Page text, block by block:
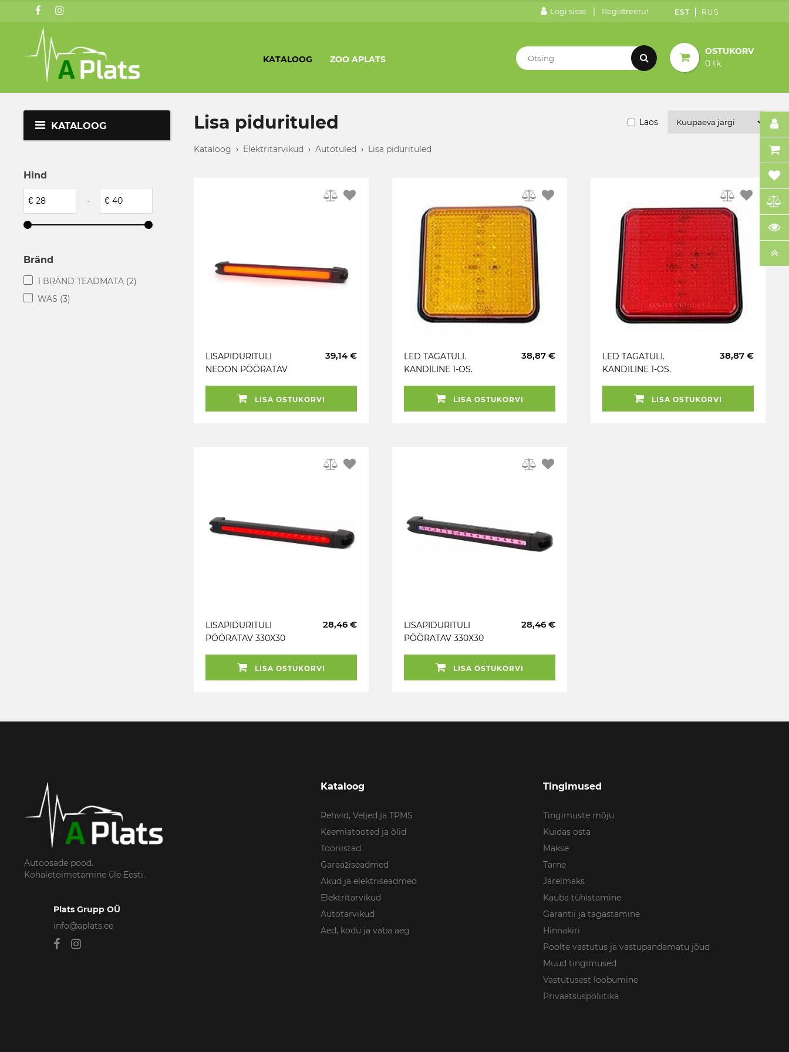
Logi sisse | Registreeru! EST RUS
KATALOOG ZOO APLATS
OSTUKORV
0 tk.
KATALOOG
Hind
€ - €
Bränd
1 BRÄND TEADMATA (2)
WAS (3)
Lisa pidurituled
Kataloog › Elektritarvikud › Autotuled › Lisa pidurituled
Laos
LISAPIDURITULI
NEOON PÖÖRATAV
39,14 €
LISA OSTUKORVI
LED TAGATULI.
KANDILINE 1-OS.
38,87 €
LISA OSTUKORVI
LED TAGATULI.
KANDILINE 1-OS.
38,87 €
LISA OSTUKORVI
LISAPIDURITULI
PÖÖRATAV 330X30
28,46 €
LISA OSTUKORVI
LISAPIDURITULI
PÖÖRATAV 330X30
28,46 €
LISA OSTUKORVI
Autoosade pood.
Kohaletoimetamine üle Eesti.
Plats Grupp OÜ
info@aplats.ee
Kataloog
Rehvid, Veljed ja TPMS
Keemiatooted ja õlid
Tööriistad
Garaažiseadmed
Akud ja elektriseadmed
Elektritarvikud
Autotarvikud
Aed, kodu ja vaba aeg
Tingimused
Tingimuste mõju
Kuidas osta
Makse
Tarne
Järelmaks
Kauba tühistamine
Garantii ja tagastamine
Hinnakiri
Poolte vastutus ja vastupandamatu jõud
Muud tingimused
Vastutusest loobumine
Privaatsuspoliitika